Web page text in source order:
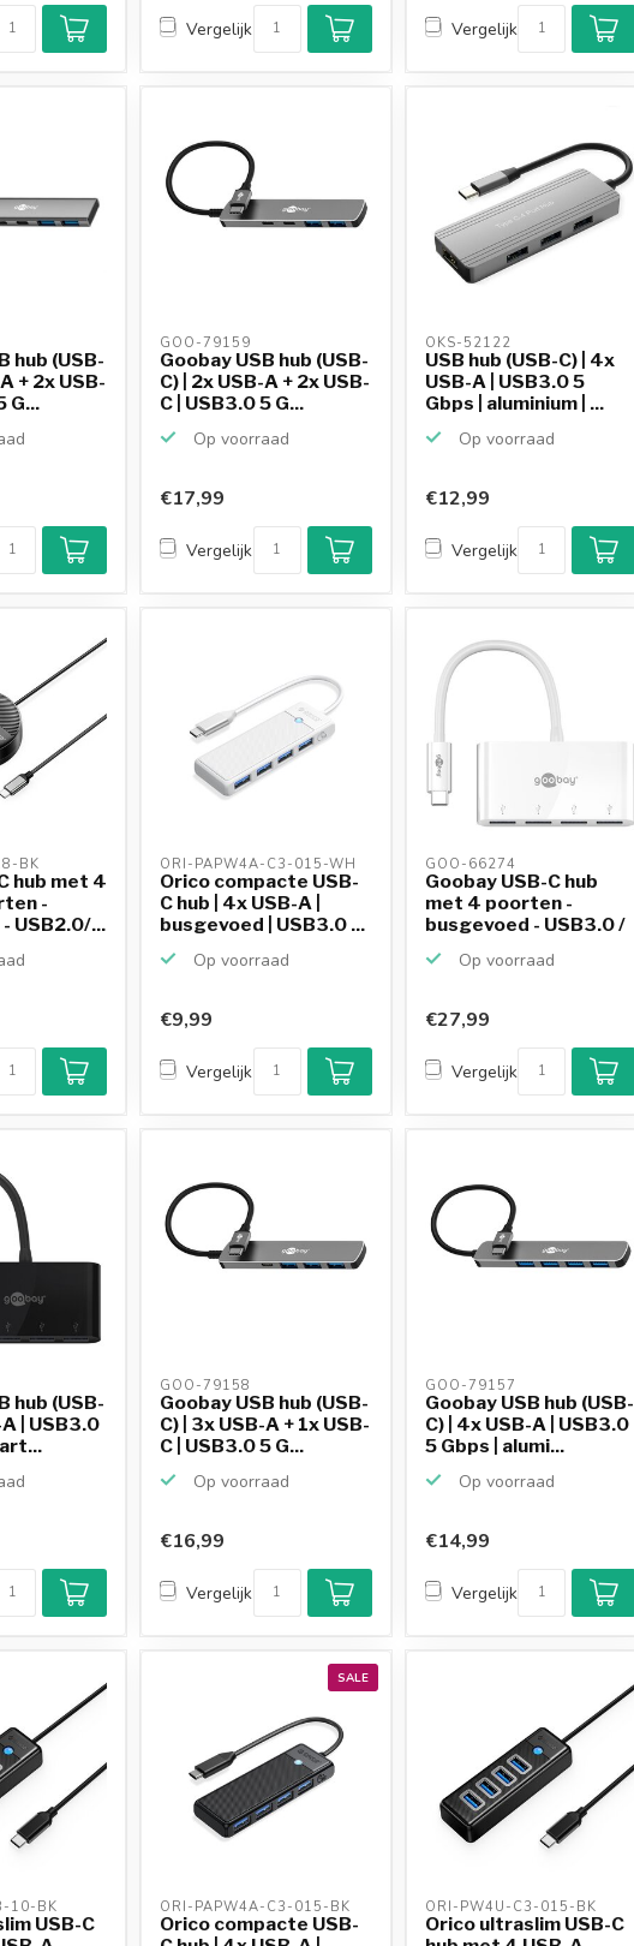
Vergelijk Vergelijk
hub (USB-
+ 2x USB-
G...
GOO-79159
Goobay USB hub (USB-
C) | 2x USB-A + 2x USB-
C | USB3.0 5 G...
Op voorraad
€17,99
Vergelijk
OKS-52122
USB hub (USB-C) | 4x
USB-A | USB3.0 5
Gbps | aluminium | ...
Op voorraad
€12,99
Vergelijk
BK
hub met 4
-
USB2.0/...
ORI-PAPW4A-C3-015-WH
Orico compacte USB-
C hub | 4x USB-A |
busgevoed | USB3.0 ...
Op voorraad
€9,99
Vergelijk
GOO-66274
Goobay USB-C hub
met 4 poorten -
busgevoed - USB3.0 /
Op voorraad
€27,99
Vergelijk
hub (USB-
| USB3.0
GOO-79158
Goobay USB hub (USB-
C) | 3x USB-A + 1x USB-
C | USB3.0 5 G...
Op voorraad
€16,99
Vergelijk
GOO-79157
Goobay USB hub (USB-
C) | 4x USB-A | USB3.0
5 Gbps | alumi...
Op voorraad
€14,99
Vergelijk
10-BK
USB-C
SALE
ORI-PAPW4A-C3-015-BK
Orico compacte USB-
ORI-PW4U-C3-015-BK
Orico ultraslim USB-C